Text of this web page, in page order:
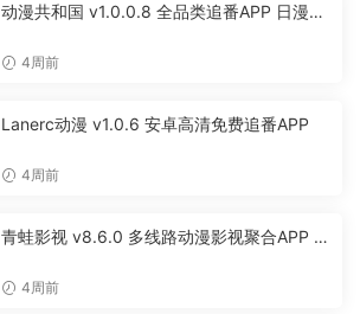
动漫共和国 v1.0.0.8 全品类追番APP 日漫国
4周前
Lanerc动漫 v1.0.6 安卓高清免费追番APP
4周前
青蛙影视 v8.6.0 多线路动漫影视聚合APP 免
4周前